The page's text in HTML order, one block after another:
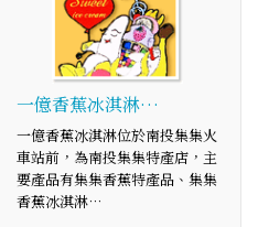
一億香蕉冰淇淋…
一億香蕉冰淇淋位於南投集集火
車站前，為南投集集特產店，主
要產品有集集香蕉特產品、集集
香蕉冰淇淋…